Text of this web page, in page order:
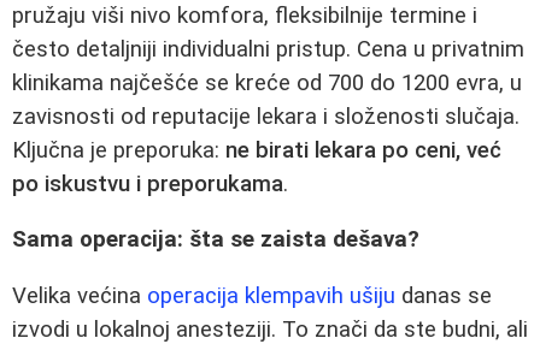
pružaju viši nivo komfora, fleksibilnije termine i
često detaljniji individualni pristup. Cena u privatnim
klinikama najčešće se kreće od 700 do 1200 evra, u
zavisnosti od reputacije lekara i složenosti slučaja.
Ključna je preporuka: ne birati lekara po ceni, već
po iskustvu i preporukama.
Sama operacija: šta se zaista dešava?
Velika većina operacija klempavih ušiju danas se
izvodi u lokalnoj anesteziji. To znači da ste budni, ali